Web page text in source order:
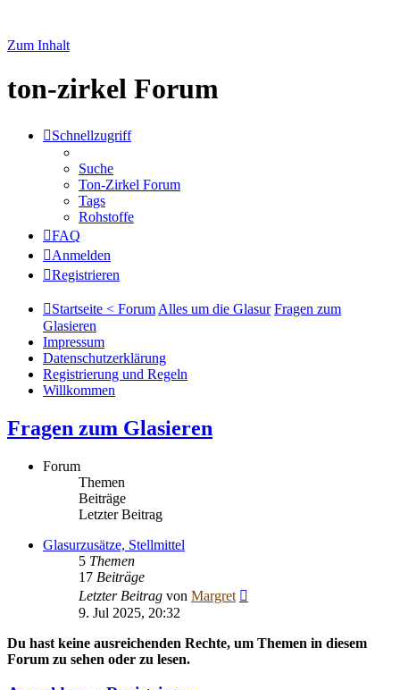
Zum Inhalt
ton-zirkel Forum
Schnellzugriff
Suche
Ton-Zirkel Forum
Tags
Rohstoffe
FAQ
Anmelden
Registrieren
Startseite < Forum Alles um die Glasur Fragen zum
Glasieren
Impressum
Datenschutzerklärung
Registrierung und Regeln
Willkommen
Fragen zum Glasieren
Forum
Themen
Beiträge
Letzter Beitrag
Glasurzusätze, Stellmittel
5 Themen
17 Beiträge
Letzter Beitrag von Margret
9. Jul 2025, 20:32
Du hast keine ausreichenden Rechte, um Themen in diesem
Forum zu sehen oder zu lesen.